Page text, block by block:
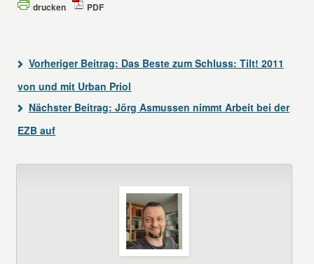
drucken PDF
Vorheriger Beitrag: Das Beste zum Schluss: Tilt! 2011
von und mit Urban Priol
Nächster Beitrag: Jörg Asmussen nimmt Arbeit bei der
EZB auf